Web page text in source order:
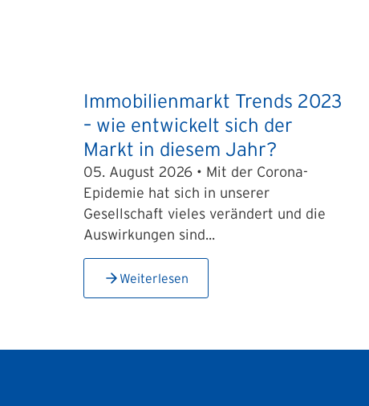
Immobilienmarkt Trends 2023
– wie entwickelt sich der
Markt in diesem Jahr?
05. August 2026 • Mit der Corona-
Epidemie hat sich in unserer
Gesellschaft vieles verändert und die
Auswirkungen sind...
Weiterlesen